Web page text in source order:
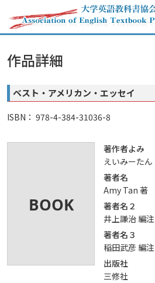
作品詳細
ベスト・アメリカン・エッセイ
ISBN： 978-4-384-31036-8
著作者よみ
えいみーたん
著者名
Amy Tan 著
著者名２
井上謙治 編注
著者名３
稲田武彦 編注
出版社
三修社